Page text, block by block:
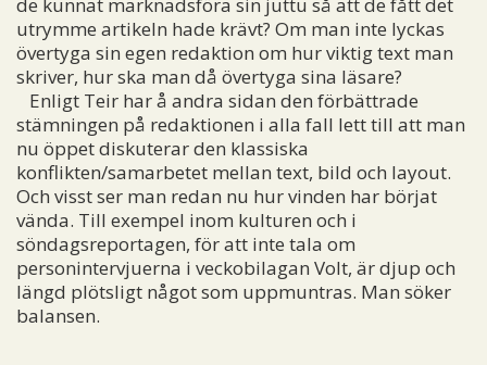
utrymme artikeln hade krävt? Om man inte lyckas
övertyga sin egen redaktion om hur viktig text man
skriver, hur ska man då övertyga sina läsare?
Enligt Teir har å andra sidan den förbättrade
stämningen på redaktionen i alla fall lett till att man
nu öppet diskuterar den klassiska
konflikten/samarbetet mellan text, bild och layout.
Och visst ser man redan nu hur vinden har börjat
vända. Till exempel inom kulturen och i
söndagsreportagen, för att inte tala om
personintervjuerna i veckobilagan Volt, är djup och
längd plötsligt något som uppmuntras. Man söker
balansen.